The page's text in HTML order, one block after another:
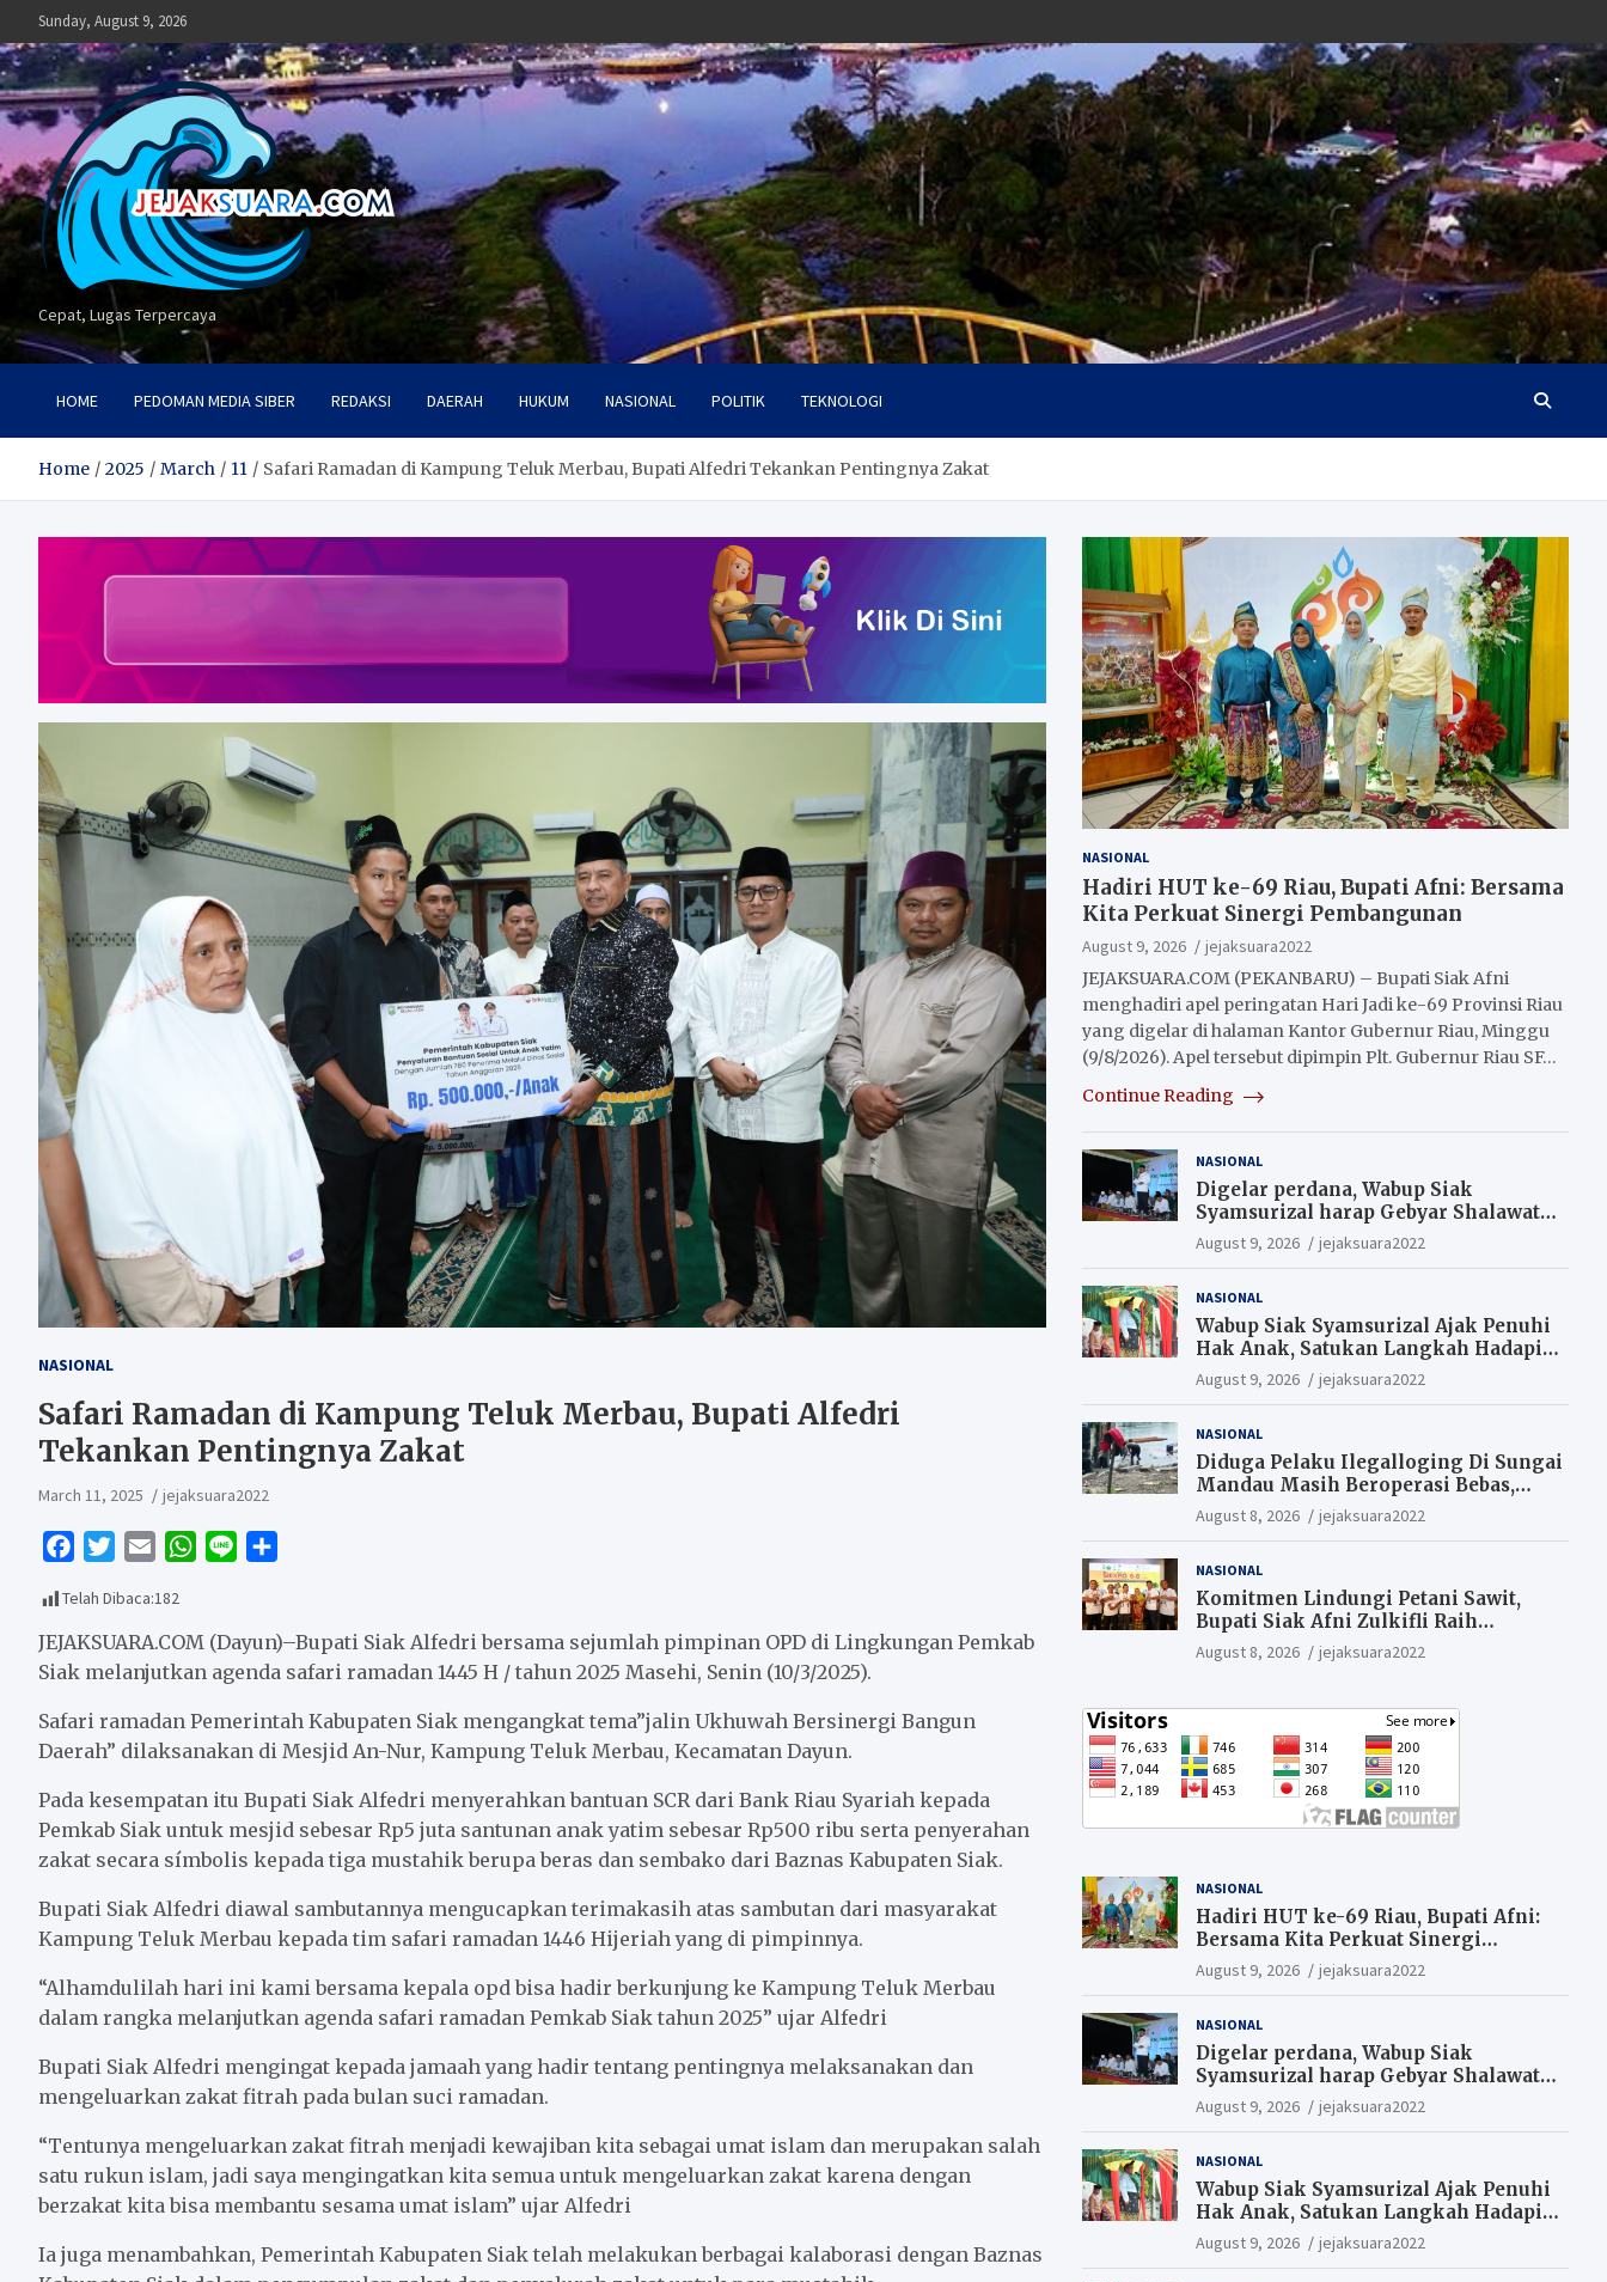
to
content
Sunday, August 9, 2026
Cepat, Lugas Terpercaya
HOME PEDOMAN MEDIA SIBER REDAKSI DAERAH HUKUM NASIONAL POLITIK TEKNOLOGI
Home 2025 March 11 Safari Ramadan di Kampung Teluk Merbau, Bupati Alfedri Tekankan Pentingnya Zakat
NASIONAL
Safari Ramadan di Kampung Teluk Merbau, Bupati Alfedri
Tekankan Pentingnya Zakat
March 11, 2025 jejaksuara2022
c
e
b
o
k
i
t
t
r
a
i
l
W
t
s
p
p
e
r
e
Telah Dibaca:182
JEJAKSUARA.COM (Dayun)–Bupati Siak Alfedri bersama sejumlah pimpinan OPD di Lingkungan Pemkab
Siak melanjutkan agenda safari ramadan 1445 H / tahun 2025 Masehi, Senin (10/3/2025).
Safari ramadan Pemerintah Kabupaten Siak mengangkat tema”jalin Ukhuwah Bersinergi Bangun
Daerah” dilaksanakan di Mesjid An-Nur, Kampung Teluk Merbau, Kecamatan Dayun.
Pada kesempatan itu Bupati Siak Alfedri menyerahkan bantuan SCR dari Bank Riau Syariah kepada
Pemkab Siak untuk mesjid sebesar Rp5 juta santunan anak yatim sebesar Rp500 ribu serta penyerahan
zakat secara símbolis kepada tiga mustahik berupa beras dan sembako dari Baznas Kabupaten Siak.
Bupati Siak Alfedri diawal sambutannya mengucapkan terimakasih atas sambutan dari masyarakat
Kampung Teluk Merbau kepada tim safari ramadan 1446 Hijeriah yang di pimpinnya.
“Alhamdulilah hari ini kami bersama kepala opd bisa hadir berkunjung ke Kampung Teluk Merbau
dalam rangka melanjutkan agenda safari ramadan Pemkab Siak tahun 2025” ujar Alfedri
Bupati Siak Alfedri mengingat kepada jamaah yang hadir tentang pentingnya melaksanakan dan
mengeluarkan zakat fitrah pada bulan suci ramadan.
“Tentunya mengeluarkan zakat fitrah menjadi kewajiban kita sebagai umat islam dan merupakan salah
satu rukun islam, jadi saya mengingatkan kita semua untuk mengeluarkan zakat karena dengan
berzakat kita bisa membantu sesama umat islam” ujar Alfedri
Ia juga menambahkan, Pemerintah Kabupaten Siak telah melakukan berbagai kalaborasi dengan Baznas
NASIONAL
Hadiri HUT ke-69 Riau, Bupati Afni: Bersama
Kita Perkuat Sinergi Pembangunan
August 9, 2026
jejaksuara2022
JEJAKSUARA.COM (PEKANBARU) – Bupati Siak Afni
menghadiri apel peringatan Hari Jadi ke-69 Provinsi Riau
yang digelar di halaman Kantor Gubernur Riau, Minggu
(9/8/2026). Apel tersebut dipimpin Plt. Gubernur Riau SF…
Continue Reading
NASIONAL
Digelar perdana, Wabup Siak
Syamsurizal harap Gebyar Shalawat
bisa meningkatkan nilai keagamaan
ditengah-tengah masyarakat.
August 9, 2026 jejaksuara2022
NASIONAL
Wabup Siak Syamsurizal Ajak Penuhi
Hak Anak, Satukan Langkah Hadapi
Tantangan Daerah
August 9, 2026 jejaksuara2022
NASIONAL
Diduga Pelaku Ilegalloging Di Sungai
Mandau Masih Beroperasi Bebas,
Masyarakat Minta Aparat Penegak
Hukum Segera Tangkap Aktor Dan
August 8, 2026 jejaksuara2022
NASIONAL
Komitmen Lindungi Petani Sawit,
Bupati Siak Afni Zulkifli Raih
Penghargaan SIEXPO 2026
August 8, 2026 jejaksuara2022
NASIONAL
Hadiri HUT ke-69 Riau, Bupati Afni:
Bersama Kita Perkuat Sinergi
Pembangunan
August 9, 2026 jejaksuara2022
NASIONAL
Digelar perdana, Wabup Siak
Syamsurizal harap Gebyar Shalawat
bisa meningkatkan nilai keagamaan
ditengah-tengah masyarakat.
August 9, 2026 jejaksuara2022
NASIONAL
Wabup Siak Syamsurizal Ajak Penuhi
Hak Anak, Satukan Langkah Hadapi
Tantangan Daerah
August 9, 2026 jejaksuara2022